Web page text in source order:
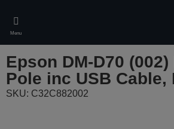
main
content
Menu
Epson DM-D70
Pole inc USB Cable,
SKU: C32C882002